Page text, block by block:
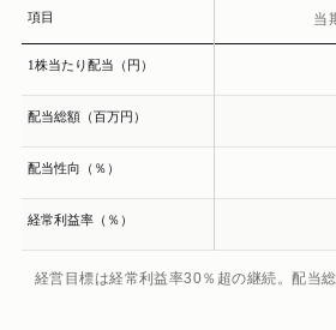
項目 当
1株当たり配当（円）
配当総額（百万円）
配当性向（％）
経常利益率（％）
経営目標は経常利益率30％超の継続。配当